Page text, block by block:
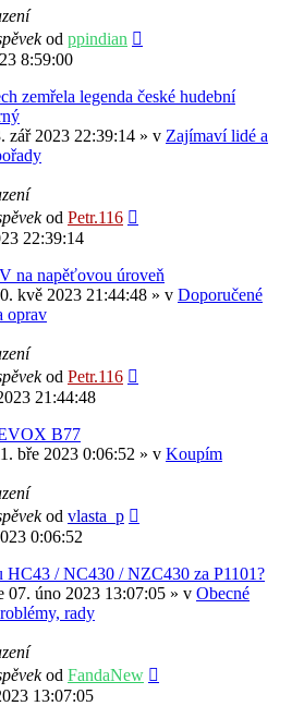
od ppindian
8:59:00
zemřela legenda české hudební
zář 2023 22:39:14 » v Zajímaví lidé a
od Petr.116
22:39:14
na napěťovou úroveň
kvě 2023 21:44:48 » v Doporučené
oprav
od Petr.116
21:44:48
B77
bře 2023 0:06:52 » v Koupím
od vlasta_p
0:06:52
HC43 / NC430 / NZC430 za P1101?
07. úno 2023 13:07:05 » v Obecné
rady
od FandaNew
13:07:05